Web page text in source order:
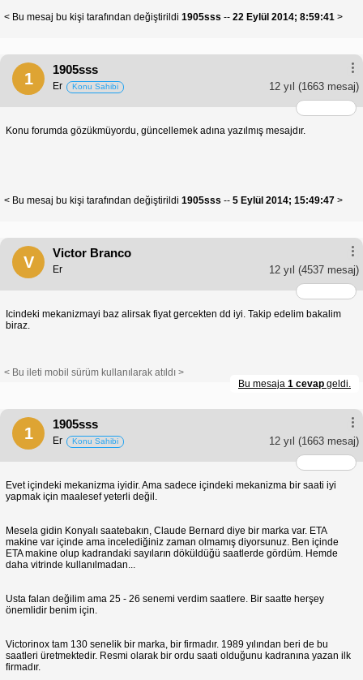
< Bu mesaj bu kişi tarafından değiştirildi 1905sss -- 22 Eylül 2014; 8:59:41 >
1
1905sss
12 yıl (1663 mesaj)
Er Konu Sahibi
Konu forumda gözükmüyordu, güncellemek adına yazılmış mesajdır.
< Bu mesaj bu kişi tarafından değiştirildi 1905sss -- 5 Eylül 2014; 15:49:47 >
V
Victor Branco
12 yıl (4537 mesaj)
Er
Icindeki mekanizmayi baz alirsak fiyat gercekten dd iyi. Takip edelim bakalim
biraz.
< Bu ileti mobil sürüm kullanılarak atıldı >
Bu mesaja 1 cevap geldi.
1
1905sss
12 yıl (1663 mesaj)
Er Konu Sahibi
Evet içindeki mekanizma iyidir. Ama sadece içindeki mekanizma bir saati iyi
yapmak için maalesef yeterli değil.
Mesela gidin Konyalı saatebakın, Claude Bernard diye bir marka var. ETA
makine var içinde ama incelediğiniz zaman olmamış diyorsunuz. Ben içinde
ETA makine olup kadrandaki sayıların döküldüğü saatlerde gördüm. Hemde
daha vitrinde kullanılmadan...
Usta falan değilim ama 25 - 26 senemi verdim saatlere. Bir saatte herşey
önemlidir benim için.
Victorinox tam 130 senelik bir marka, bir firmadır. 1989 yılından beri de bu
saatleri üretmektedir. Resmi olarak bir ordu saati olduğunu kadranına yazan ilk
firmadır.